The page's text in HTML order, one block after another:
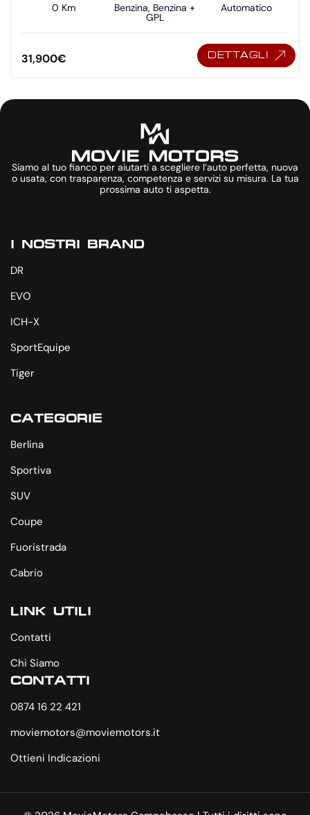
0 Km Benzina, Benzina +
GPL
Automatico
31,900€ DETTAGLI
Siamo al tuo fianco per aiutarti a scegliere l’auto perfetta, nuova
o usata, con trasparenza, competenza e servizi su misura. La tua
prossima auto ti aspetta.
I NOSTRI BRAND
DR
EVO
ICH-X
SportEquipe
Tiger
CATEGORIE
Berlina
Sportiva
SUV
Coupe
Fuoristrada
Cabrio
LINK UTILI
Contatti
Chi Siamo
CONTATTI
0874 16 22 421
moviemotors@moviemotors.it
Ottieni Indicazioni